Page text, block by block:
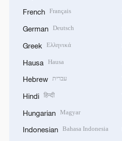
French Français
German Deutsch
Greek Ελληνικά
Hausa Hausa
Hebrew עברית
Hindi हिन्दी
Hungarian Magyar
Indonesian Bahasa Indonesia